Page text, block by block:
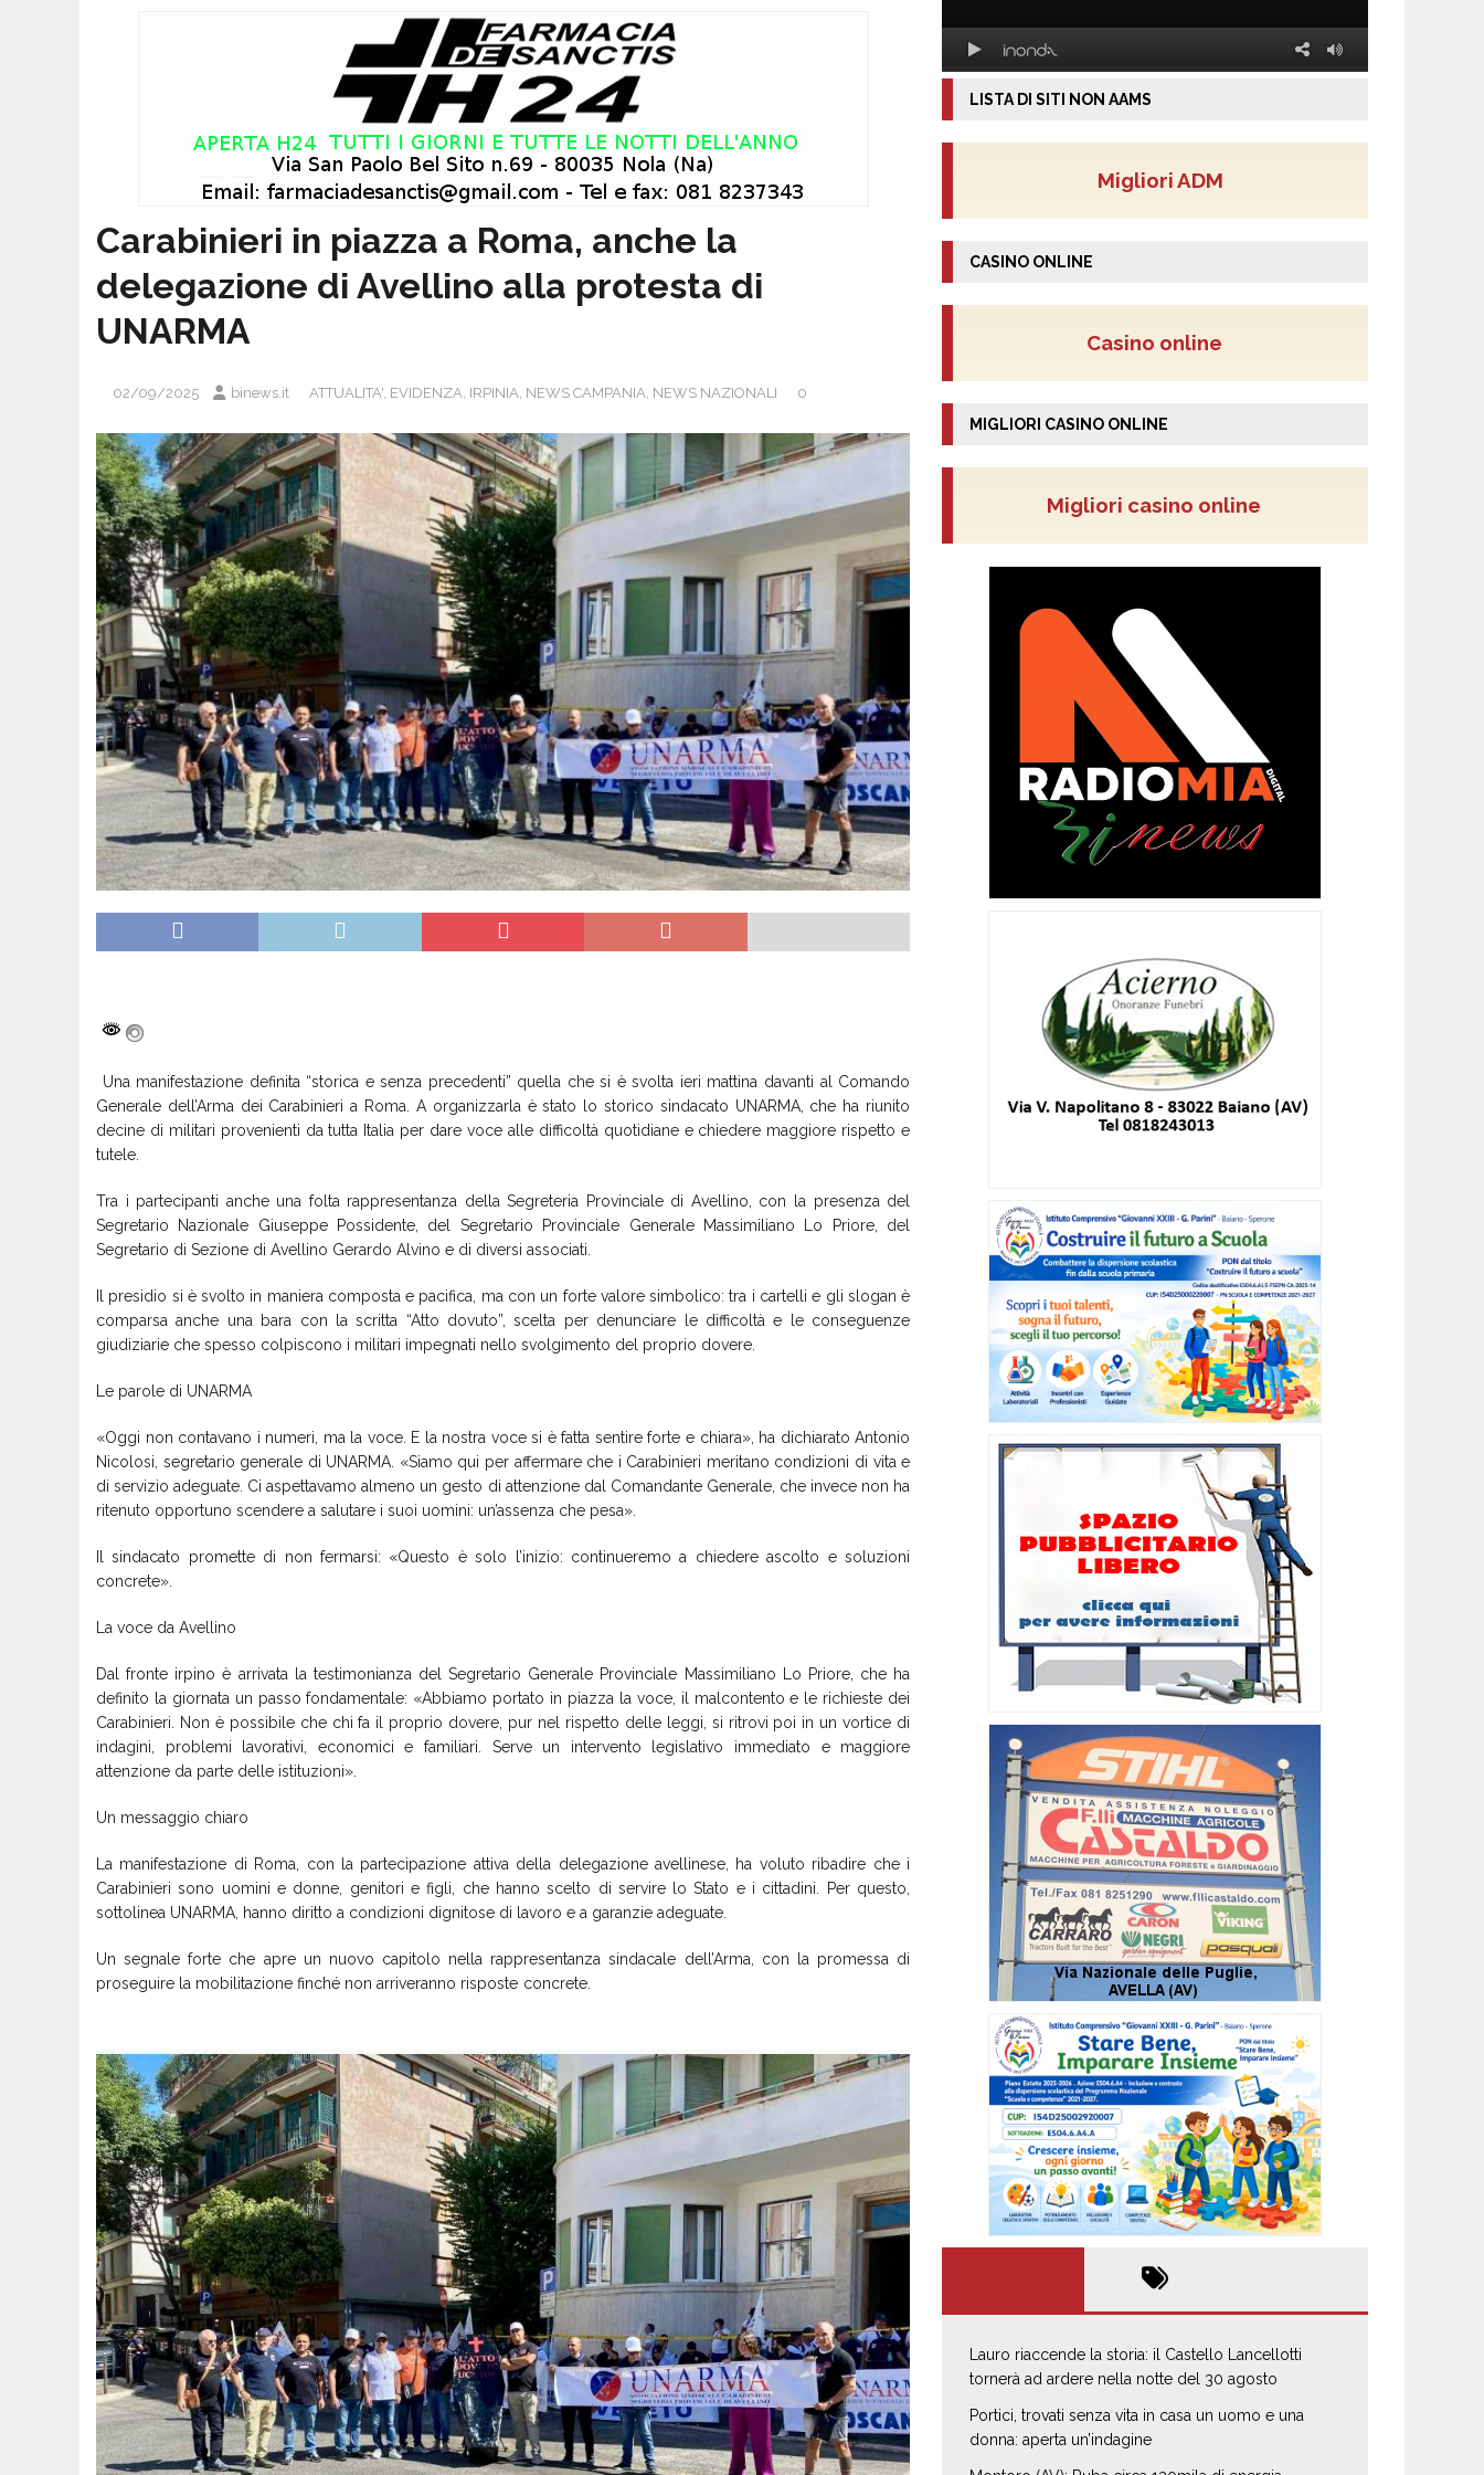
Carabinieri in piazza a Roma, anche la
delegazione di Avellino alla protesta di
UNARMA
02/09/2025 binews.it ATTUALITA', EVIDENZA, IRPINIA, NEWS CAMPANIA, NEWS NAZIONALI 0
Una manifestazione definita “storica e senza precedenti” quella che si è svolta ieri mattina davanti al Comando
Generale dell’Arma dei Carabinieri a Roma. A organizzarla è stato lo storico sindacato UNARMA, che ha riunito
decine di militari provenienti da tutta Italia per dare voce alle difficoltà quotidiane e chiedere maggiore rispetto e
tutele.
Tra i partecipanti anche una folta rappresentanza della Segreteria Provinciale di Avellino, con la presenza del
Segretario Nazionale Giuseppe Possidente, del Segretario Provinciale Generale Massimiliano Lo Priore, del
Segretario di Sezione di Avellino Gerardo Alvino e di diversi associati.
Il presidio si è svolto in maniera composta e pacifica, ma con un forte valore simbolico: tra i cartelli e gli slogan è
comparsa anche una bara con la scritta “Atto dovuto”, scelta per denunciare le difficoltà e le conseguenze
giudiziarie che spesso colpiscono i militari impegnati nello svolgimento del proprio dovere.
Le parole di UNARMA
«Oggi non contavano i numeri, ma la voce. E la nostra voce si è fatta sentire forte e chiara», ha dichiarato Antonio
Nicolosi, segretario generale di UNARMA. «Siamo qui per affermare che i Carabinieri meritano condizioni di vita e
di servizio adeguate. Ci aspettavamo almeno un gesto di attenzione dal Comandante Generale, che invece non ha
ritenuto opportuno scendere a salutare i suoi uomini: un’assenza che pesa».
Il sindacato promette di non fermarsi: «Questo è solo l’inizio: continueremo a chiedere ascolto e soluzioni
concrete».
La voce da Avellino
Dal fronte irpino è arrivata la testimonianza del Segretario Generale Provinciale Massimiliano Lo Priore, che ha
definito la giornata un passo fondamentale: «Abbiamo portato in piazza la voce, il malcontento e le richieste dei
Carabinieri. Non è possibile che chi fa il proprio dovere, pur nel rispetto delle leggi, si ritrovi poi in un vortice di
indagini, problemi lavorativi, economici e familiari. Serve un intervento legislativo immediato e maggiore
attenzione da parte delle istituzioni».
Un messaggio chiaro
La manifestazione di Roma, con la partecipazione attiva della delegazione avellinese, ha voluto ribadire che i
Carabinieri sono uomini e donne, genitori e figli, che hanno scelto di servire lo Stato e i cittadini. Per questo,
sottolinea UNARMA, hanno diritto a condizioni dignitose di lavoro e a garanzie adeguate.
Un segnale forte che apre un nuovo capitolo nella rappresentanza sindacale dell’Arma, con la promessa di
proseguire la mobilitazione finché non arriveranno risposte concrete.
LISTA DI SITI NON AAMS
Migliori ADM
CASINO ONLINE
Casino online
MIGLIORI CASINO ONLINE
Migliori casino online
Lauro riaccende la storia: il Castello Lancellotti
tornerà ad ardere nella notte del 30 agosto
Portici, trovati senza vita in casa un uomo e una
donna: aperta un’indagine